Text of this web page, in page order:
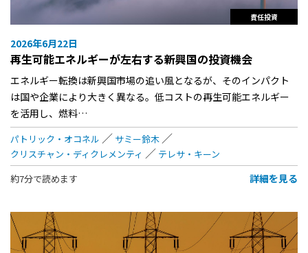
責任投資
2026年6月22日
再生可能エネルギーが左右する新興国の投資機会
エネルギー転換は新興国市場の追い風となるが、そのインパクト
は国や企業により大きく異なる。低コストの再生可能エネルギー
を活用し、燃料…
パトリック・オコネル
サミー鈴木
クリスチャン・ディクレメンティ
テレサ・キーン
約7分で読めます
詳細を見る